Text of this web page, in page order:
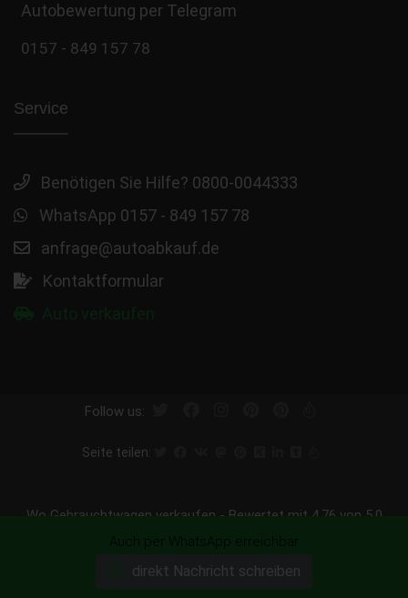
Autobewertung per Telegram
0157 - 849 157 78
Service
Benötigen Sie Hilfe? 0800-0044333
WhatsApp 0157 - 849 157 78
anfrage@autoabkauf.de
Kontaktformular
Follow us:
Seite teilen:
Wo Gebrauchtwagen verkaufen - Bewertet mit 4.76 von 5.0
Punkten basierend auf 298 Bewertungen
Wir kaufen Ihr Auto heute ab - sofort Abmeldung - sofort
Auch per WhatsApp erreichbar
direkt Nachricht schreiben